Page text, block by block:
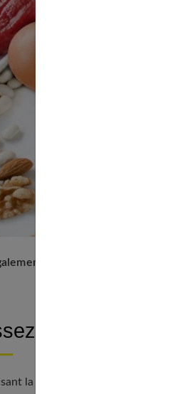
:
votre douche
la température de la surface de